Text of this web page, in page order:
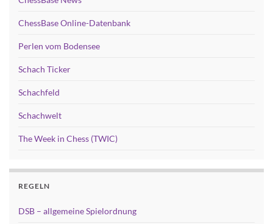
ChessBase Online-Datenbank
Perlen vom Bodensee
Schach Ticker
Schachfeld
Schachwelt
The Week in Chess (TWIC)
REGELN
DSB – allgemeine Spielordnung